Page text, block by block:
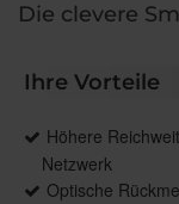
Die clevere
Ihre Vorteile
Höhere
Netzwerk
Optische